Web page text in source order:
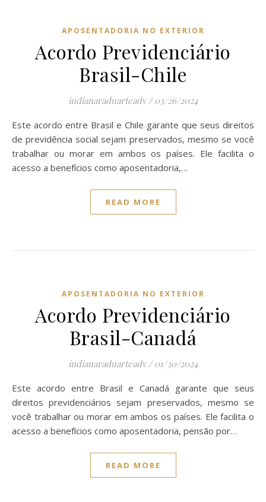
APOSENTADORIA NO EXTERIOR
Acordo Previdenciário
Brasil-Chile
indianaraduarteadv / 03/26/2024
Este acordo entre Brasil e Chile garante que seus direitos
de previdência social sejam preservados, mesmo se você
trabalhar ou morar em ambos os países. Ele facilita o
acesso a benefícios como aposentadoria,…
READ MORE
APOSENTADORIA NO EXTERIOR
Acordo Previdenciário
Brasil-Canadá
indianaraduarteadv / 01/30/2024
Este acordo entre Brasil e Canadá garante que seus
direitos previdenciários sejam preservados, mesmo se
você trabalhar ou morar em ambos os países. Ele facilita o
acesso a benefícios como aposentadoria, pensão por…
READ MORE